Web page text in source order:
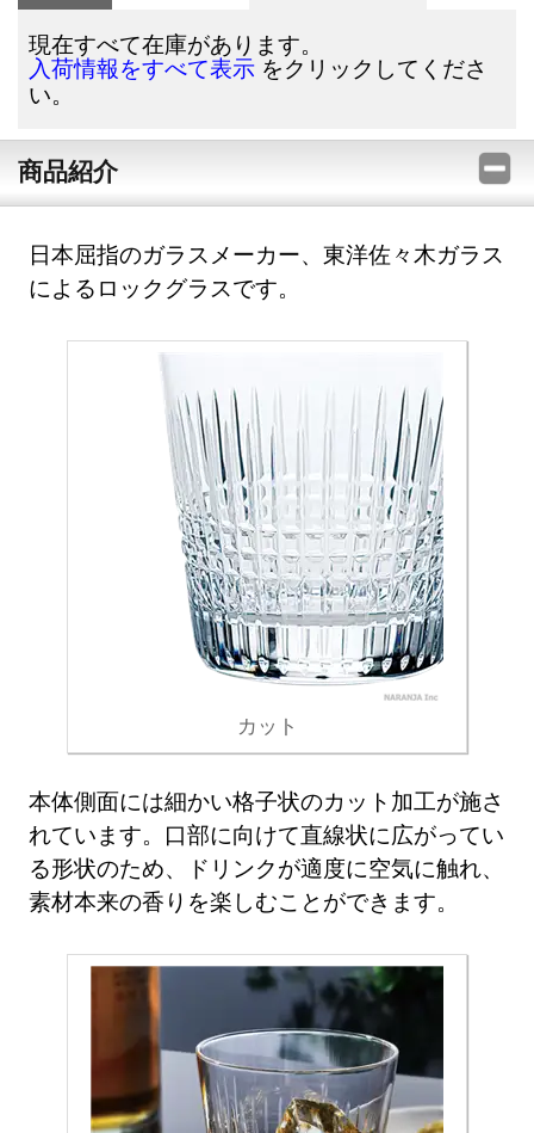
現在すべて在庫があります。
入荷情報をすべて表示 をクリックしてくださ
い。
商品紹介
日本屈指のガラスメーカー、東洋佐々木ガラス
によるロックグラスです。
カット
本体側面には細かい格子状のカット加工が施さ
れています。口部に向けて直線状に広がってい
る形状のため、ドリンクが適度に空気に触れ、
素材本来の香りを楽しむことができます。